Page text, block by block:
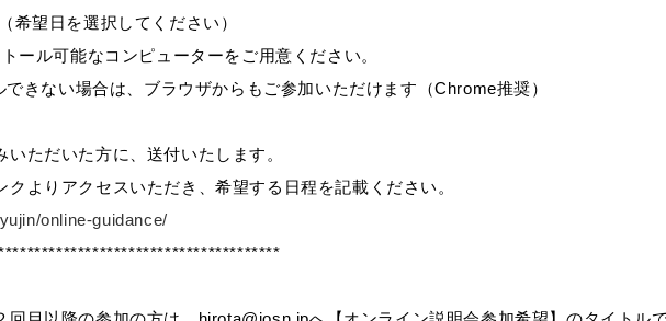
択してください）
ール可能なコンピューターをご用意ください。
きない場合は、ブラウザからもご参加いただけます（Chrome推奨）
ただいた方に、送付いたします。
クよりアクセスいただき、希望する日程を記載ください。
online-guidance/